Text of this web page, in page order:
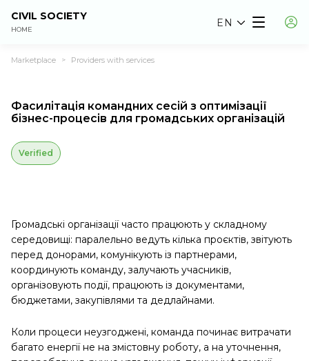
CIVIL SOCIETY
HOME
EN
Marketplace > Providers with services
Фасилітація командних сесій з оптимізації
бізнес-процесів для громадських організацій
Verified
Громадські організації часто працюють у складному
середовищі: паралельно ведуть кілька проєктів, звітують
перед донорами, комунікують із партнерами,
координують команду, залучають учасників,
організовують події, працюють із документами,
бюджетами, закупівлями та дедлайнами.
Коли процеси неузгоджені, команда починає витрачати
багато енергії не на змістовну роботу, а на уточнення,